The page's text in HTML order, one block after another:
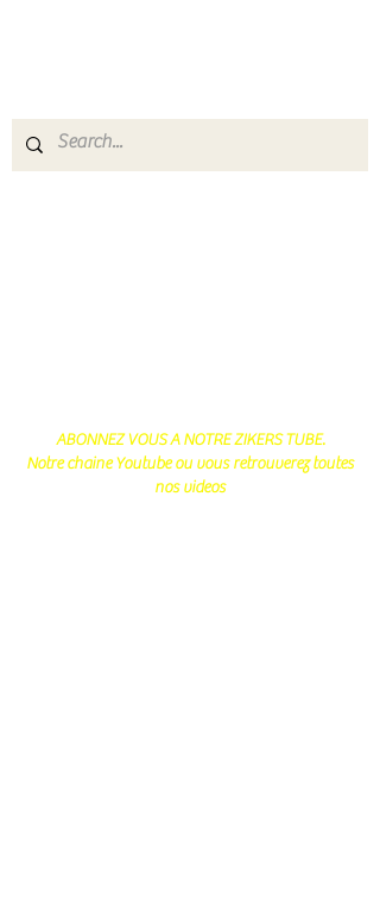
ABONNEZ VOUS A NOTRE ZIKERS TUBE.
Notre chaine Youtube ou vous retrouverez toutes
nos videos